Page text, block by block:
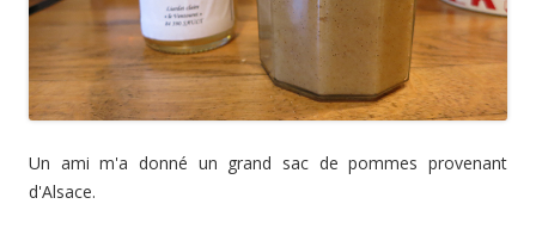
Un ami m'a donné un grand sac de pommes provenant
d'Alsace.